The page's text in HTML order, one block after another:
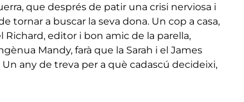
que després de patir una crisi nerviosa i
tornar a buscar la seva dona. Un cop a casa,
Richard, editor i bon amic de la parella,
Mandy, farà que la Sarah i el James
Un any de treva per a què cadascú decideixi,